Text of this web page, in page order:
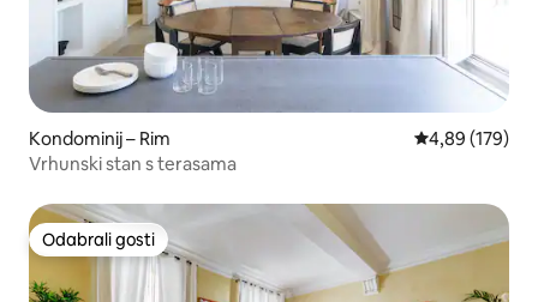
Kondominij – Rim Prosječna
4,89 (179)
Vrhunski stan s terasama
Odabrali gosti
Odabrali gosti